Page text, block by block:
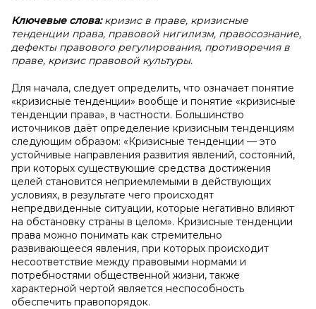
Ключевые слова:кризис в праве, кризисные
тенденции права, правовой нигилизм, правосознание,
дефекты правового регулирования, противоречия в
праве, кризис правовой культуры.
Для начала, следует определить, что означает понятие
«кризисные тенденции» вообще и понятие «кризисные
тенденции права», в частности. Большинство
источников даёт определение кризисным тенденциям
следующим образом: «Кризисные тенденции — это
устойчивые направления развития явлений, состояний,
при которых существующие средства достижения
целей становится неприемлемыми в действующих
условиях, в результате чего происходят
непредвиденные ситуации, которые негативно влияют
на обстановку страны в целом». Кризисные тенденции
права можно понимать как стремительно
развивающееся явления, при которых происходит
несоответствие между правовыми нормами и
потребностями общественной жизни, также
характерной чертой является неспособность
обеспечить правопорядок.